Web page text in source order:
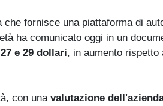
che fornisce una piattaforma di
ha comunicato oggi in un
e 29 dollari, in aumento
con una valutazione